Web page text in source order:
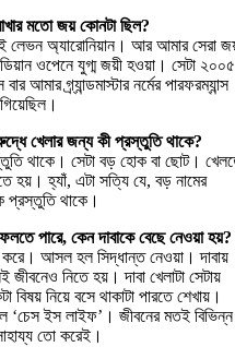
মতো জয় কোনটা ছিল?
লেভন অ্যারোনিয়ান। আর আমার সেরা
ওপেনে যুগ্ম জয়ী হওয়া। সেটা ২০০৫
গ্র্যান্ডমাস্টার নর্মের পারফরম্যান্স
খেলার জন্য কী প্রস্তুতি থাকে?
থাকে। সেটা বড় হোক বা ছোট।
হয়। হ্যাঁ, এটা সত্যি যে, বড় নামের
প্রস্তুতি থাকে।
পারে, কেন দাবাকে বেছে নেওয়া হয়?
করে। আসল হল সিদ্ধান্ত নেওয়া। দাবায়
নিতে হয়। দাবা খেলাটা সেটায়
বিষয় নিয়ে বসে থাকাটা পারতে শেখায়।
‘চেস ইস লাইফ’। জীবনের মতই বিভিন্ন
তো করেই।